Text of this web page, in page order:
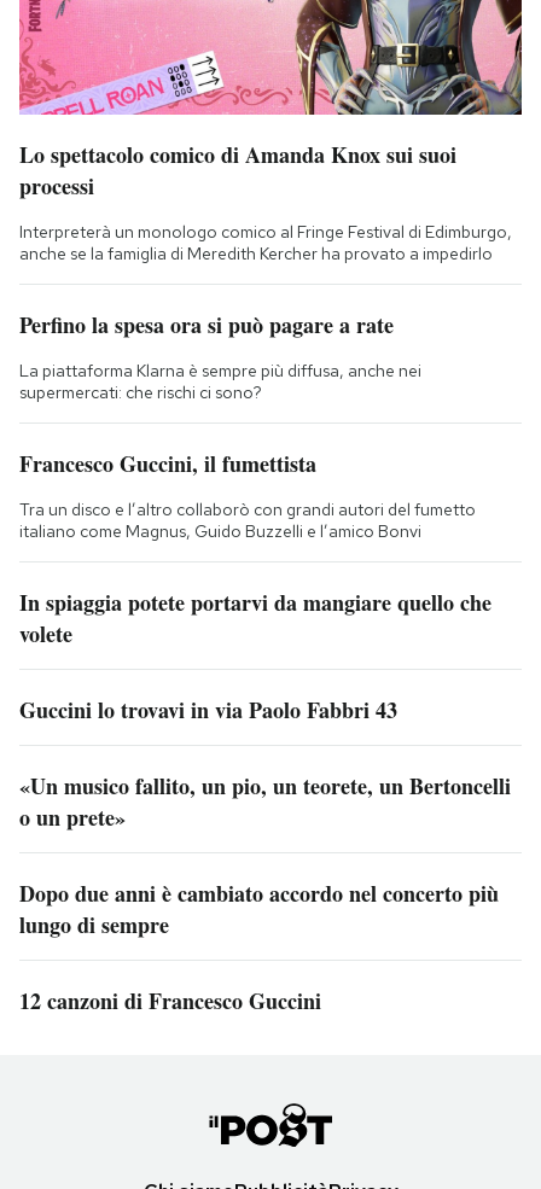
Lo spettacolo comico di Amanda Knox sui suoi
processi
Interpreterà un monologo comico al Fringe Festival di Edimburgo,
anche se la famiglia di Meredith Kercher ha provato a impedirlo
Perfino la spesa ora si può pagare a rate
La piattaforma Klarna è sempre più diffusa, anche nei
supermercati: che rischi ci sono?
Francesco Guccini, il fumettista
Tra un disco e l’altro collaborò con grandi autori del fumetto
italiano come Magnus, Guido Buzzelli e l’amico Bonvi
In spiaggia potete portarvi da mangiare quello che
volete
Guccini lo trovavi in via Paolo Fabbri 43
«Un musico fallito, un pio, un teorete, un Bertoncelli
o un prete»
Dopo due anni è cambiato accordo nel concerto più
lungo di sempre
12 canzoni di Francesco Guccini